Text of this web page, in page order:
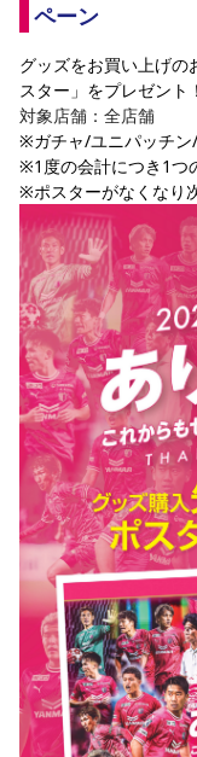
ペーン
グッズをお買い上げの
スター」をプレゼント
対象店舗：全店舗
※ガチャ/ユニパッチン
※1度の会計につき1つ
※ポスターがなくなり